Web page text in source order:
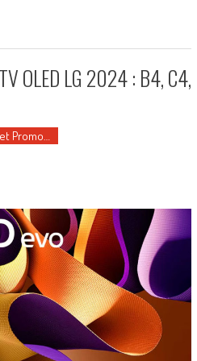
OLED LG 2024 : B4, C4,
Promo…